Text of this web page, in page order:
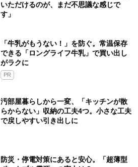
いただけるのが、まだ不思議な感じで
す」
「牛乳がもうない！」を防ぐ。常温保存
できる「ロングライフ牛乳」で買い出し
がラクに
PR
汚部屋暮らしから一変、「キッチンが散
らからない」収納の工夫4つ。小さな工夫
で戻しやすい引き出しに
防災・停電対策にあると安心。「超薄型